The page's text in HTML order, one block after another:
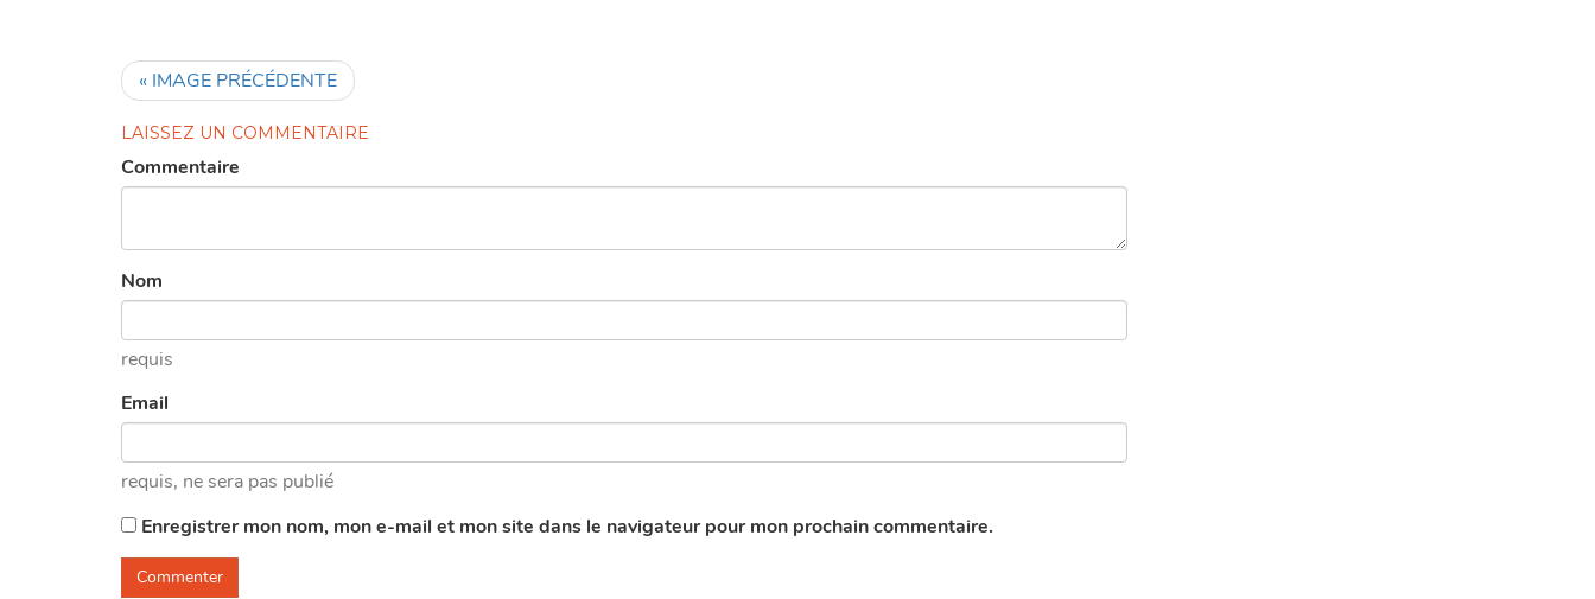
« IMAGE PRÉCÉDENTE
LAISSEZ UN COMMENTAIRE
Commentaire
Nom
requis
Email
requis, ne sera pas publié
Enregistrer mon nom, mon e-mail et mon site dans le navigateur pour mon prochain commentaire.